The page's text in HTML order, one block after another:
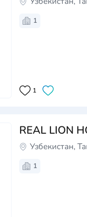
1
1
REAL LION
Узбекистан,
1